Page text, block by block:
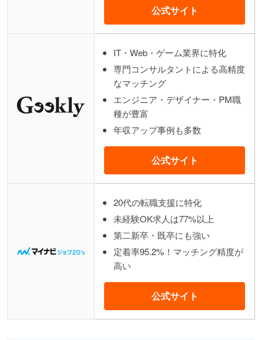
公式サイト
IT・Web・ゲーム業界に特化
専門コンサルタントによる高精度
なマッチング
エンジニア・デザイナー・PM職
種が豊富
年収アップ事例も多数
公式サイト
20代の転職支援に特化
未経験OK求人は77%以上
第二新卒・既卒にも強い
定着率95.2%！マッチング精度が
高い
公式サイト